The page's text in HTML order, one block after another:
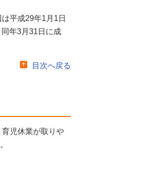
平成29年1月1日
年3月31日に成
目次へ戻る
児休業が取りや